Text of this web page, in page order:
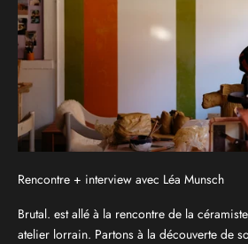
Rencontre + interview avec Léa Munsch
Brutal. est allé à la rencontre de la
atelier lorrain. Partons à la découverte de